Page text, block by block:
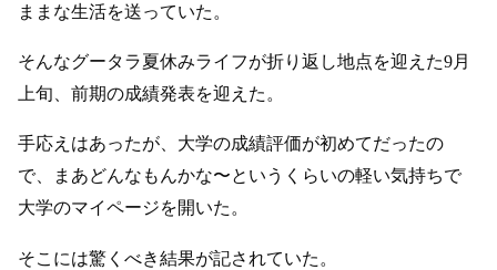
ままな生活を送っていた。
そんなグータラ夏休みライフが折り返し地点を迎えた9月
上旬、前期の成績発表を迎えた。
手応えはあったが、大学の成績評価が初めてだったの
で、まあどんなもんかな〜というくらいの軽い気持ちで
大学のマイページを開いた。
そこには驚くべき結果が記されていた。